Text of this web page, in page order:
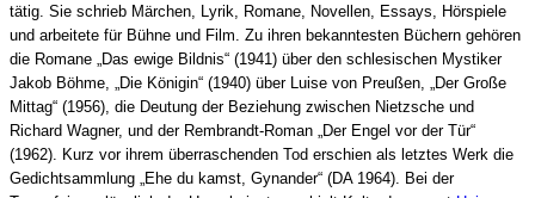
tätig. Sie schrieb Märchen, Lyrik, Romane, Novellen, Essays, Hörspiele
und arbeitete für Bühne und Film. Zu ihren bekanntesten Büchern gehören
die Romane „Das ewige Bildnis“ (1941) über den schlesischen Mystiker
Jakob Böhme, „Die Königin“ (1940) über Luise von Preußen, „Der Große
Mittag“ (1956), die Deutung der Beziehung zwischen Nietzsche und
Richard Wagner, und der Rembrandt-Roman „Der Engel vor der Tür“
(1962). Kurz vor ihrem überraschenden Tod erschien als letztes Werk die
Gedichtsammlung „Ehe du kamst, Gynander“ (DA 1964). Bei der